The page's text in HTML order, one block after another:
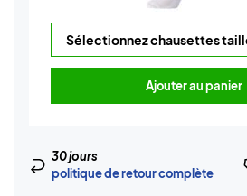
Ajouter au panier
30 jours
politique de retour complète